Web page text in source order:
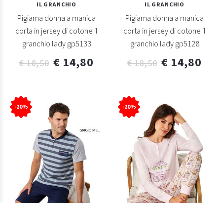
IL GRANCHIO
Pigiama donna a manica
corta in jersey di cotone il
granchio lady gp5133
€ 18,50 € 14,80
IL GRANCHIO
Pigiama donna a manica
corta in jersey di cotone il
granchio lady gp5128
€ 18,50 € 14,80
-20% -20%